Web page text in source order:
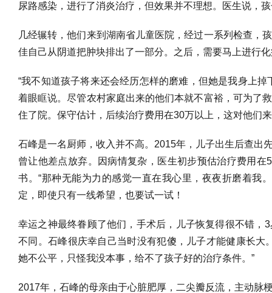
尿路感染，进行了消炎治疗，但效果并不理想。医生说，
几经辗转，他们来到湖南省儿童医院，经过一系列检查，
佳自己从阴道把肿块排出了一部分。之后，需要马上进行
“我不知道孩子将来还会经历怎样的磨难，但她是我身上
着眼眶说。尽管农村家庭出来的他们本就不富裕，可为了
住了院。保守估计，后续治疗费用在30万以上，这对他们
石峰是一名厨师，收入并不高。2015年，儿子出生后查出
曾让他差点放弃。因病情复杂，医生初步预估治疗费用
书。“那种无能为力的感觉一直在我心里，夜夜折磨着我
定，即使只有一线希望，也要试一试！
幸运之神最终眷顾了他们，手术后，儿子恢复得很不错
不同。石峰很庆幸自己当时没有犯傻，儿子才能健康长
她不公平，只怪我没本事，给不了孩子好的治疗条件。”
2017年，石峰的母亲由于心脏肥厚，二尖瓣反流，主动脉